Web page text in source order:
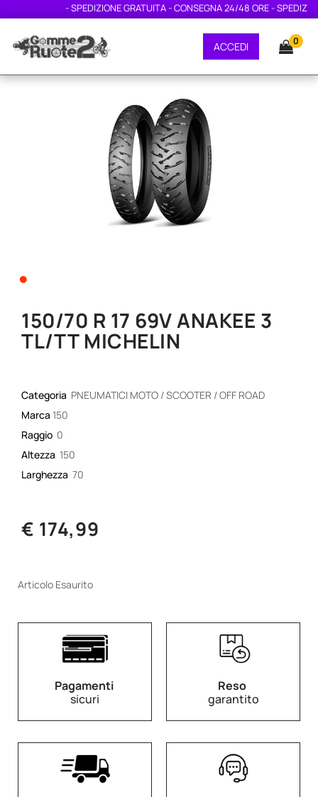
- SPEDIZIONE GRATUITA - CONSEGNA 24/48 ORE -
ACCEDI 0
•
150/70 R 17 69V ANAKEE 3
TL/TT MICHELIN
Categoria PNEUMATICI MOTO / SCOOTER / OFF ROAD
Marca 150
Raggio 0
Altezza 150
Larghezza 70
€ 174,99
Articolo Esaurito
Pagamenti
sicuri
Reso
garantito